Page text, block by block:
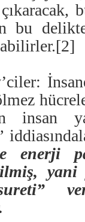
bu
[2]
insan
enerji
yani